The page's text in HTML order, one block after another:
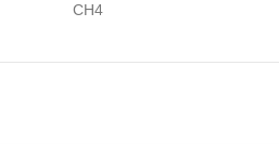
CH4